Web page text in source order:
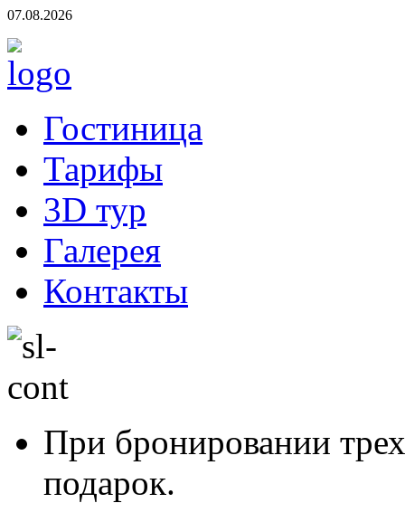
07.08.2026
Гостиница
Тарифы
3D тур
Галерея
Контакты
При бронировании
подарок.